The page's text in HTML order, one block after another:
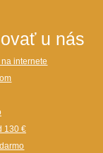
u nás
internete
130 €